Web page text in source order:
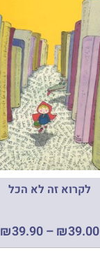
לקרוא זה לא הכל
₪39.00
–
₪39.90